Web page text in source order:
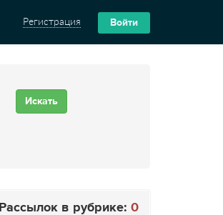
Регистрация Войти
Рассылок в рубрике: 0